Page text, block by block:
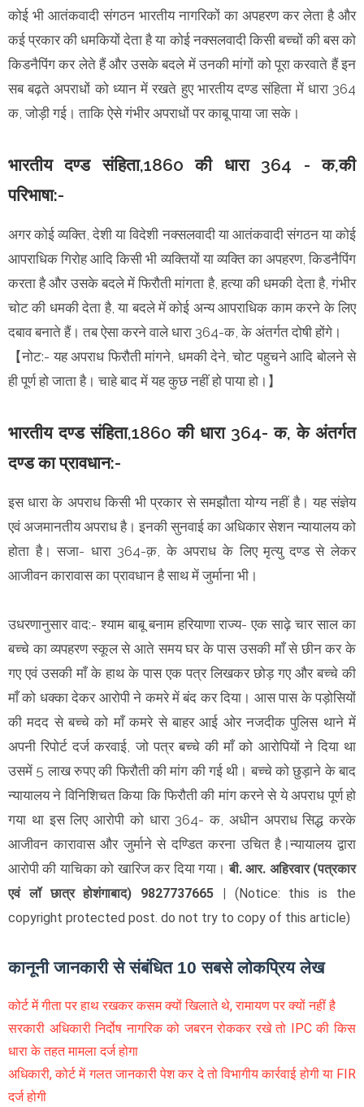
कोई भी आतंकवादी संगठन भारतीय नागरिकों का अपहरण कर लेता है और
कई प्रकार की धमकियों देता है या कोई नक्सलवादी किसी बच्चों की बस को
किडनैपिंग कर लेते हैं और उसके बदले में उनकी मांगों को पूरा करवाते हैं इन
सब बढ़ते अपराधों को ध्यान में रखते हुए भारतीय दण्ड संहिता में धारा 364
क, जोड़ी गई। ताकि ऐसे गंभीर अपराधों पर काबू पाया जा सके।
भारतीय दण्ड संहिता,1860 की धारा 364 - क,की
परिभाषा:-
अगर कोई व्यक्ति, देशी या विदेशी नक्सलवादी या आतंकवादी संगठन या कोई
आपराधिक गिरोह आदि किसी भी व्यक्तियों या व्यक्ति का अपहरण, किडनैपिंग
करता है और उसके बदले में फिरौती मांगता है, हत्या की धमकी देता है, गंभीर
चोट की धमकी देता है, या बदले में कोई अन्य आपराधिक काम करने के लिए
दबाव बनाते हैं। तब ऐसा करने वाले धारा 364-क, के अंतर्गत दोषी होंगे।
【नोट:- यह अपराध फिरौती मांगने, धमकी देने, चोट पहुचने आदि बोलने से
ही पूर्ण हो जाता है। चाहे बाद में यह कुछ नहीं हो पाया हो।】
भारतीय दण्ड संहिता,1860 की धारा 364- क, के अंतर्गत
दण्ड का प्रावधान:-
इस धारा के अपराध किसी भी प्रकार से समझौता योग्य नहीं है। यह संज्ञेय
एवं अजमानतीय अपराध है। इनकी सुनवाई का अधिकार सेशन न्यायालय को
होता है। सजा- धारा 364-क़, के अपराध के लिए मृत्यु दण्ड से लेकर
आजीवन कारावास का प्रावधान है साथ में जुर्माना भी।
उधरणानुसार वाद:- श्याम बाबू बनाम हरियाणा राज्य- एक साढ़े चार साल का
बच्चे का व्यपहरण स्कूल से आते समय घर के पास उसकी माँ से छीन कर के
गए एवं उसकी माँ के हाथ के पास एक पत्र लिखकर छोड़ गए और बच्चे की
माँ को धक्का देकर आरोपी ने कमरे में बंद कर दिया। आस पास के पड़ोसियों
की मदद से बच्चे को माँ कमरे से बाहर आई ओर नजदीक पुलिस थाने में
अपनी रिपोर्ट दर्ज करवाई, जो पत्र बच्चे की माँ को आरोपियों ने दिया था
उसमें 5 लाख रुपए की फिरौती की मांग की गई थी। बच्चे को छुड़ाने के बाद
न्यायालय ने विनिशिचत किया कि फिरौती की मांग करने से ये अपराध पूर्ण हो
गया था इस लिए आरोपी को धारा 364- क, अधीन अपराध सिद्ध करके
आजीवन कारावास और जुर्माने से दण्डित करना उचित है।न्यायालय द्वारा
आरोपी की याचिका को खारिज कर दिया गया।बी. आर. अहिरवार (पत्रकार
एवं लॉ छात्र होशंगाबाद) 9827737665 | (Notice: this is the
copyright protected post. do not try to copy of this article)
कानूनी जानकारी से संबंधित 10 सबसे लोकप्रिय लेख
कोर्ट में गीता पर हाथ रखकर कसम क्यों खिलाते थे, रामायण पर क्यों नहीं है
सरकारी अधिकारी निर्दोष नागरिक को जबरन रोककर रखे तो IPC की किस
धारा के तहत मामला दर्ज होगा
अधिकारी, कोर्ट में गलत जानकारी पेश कर दे तो विभागीय कार्रवाई होगी या FIR
दर्ज होगी